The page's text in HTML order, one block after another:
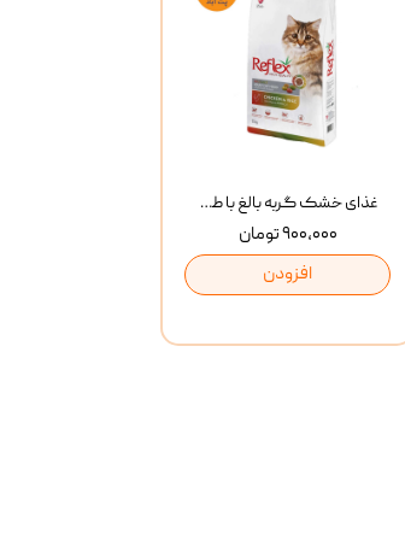
غذای خشک گربه بالغ با طعم مرغ و برنج رفلکس Reflex Multi Color Chicken And Rice وزن 1 کیلوگرم
۹۰۰,۰۰۰ تومان
افزودن